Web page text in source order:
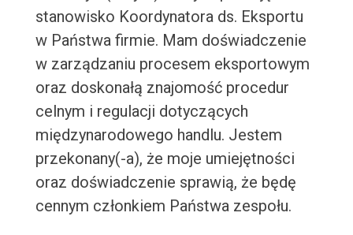
stanowisko Koordynatora ds. Eksportu
w Państwa firmie. Mam doświadczenie
w zarządzaniu procesem eksportowym
oraz doskonałą znajomość procedur
celnym i regulacji dotyczących
międzynarodowego handlu. Jestem
przekonany(-a), że moje umiejętności
oraz doświadczenie sprawią, że będę
cennym członkiem Państwa zespołu.